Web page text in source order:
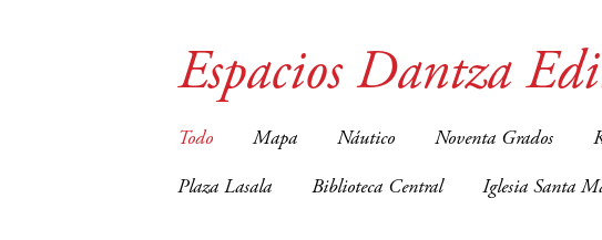
Espacios Dantza
Todo Mapa Náutico Noventa Grados
Plaza Lasala Biblioteca Central Iglesia Santa